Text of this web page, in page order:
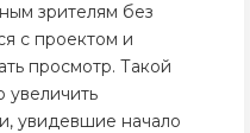
зрителям без
с проектом и
просмотр. Такой
увеличить
увидевшие начало